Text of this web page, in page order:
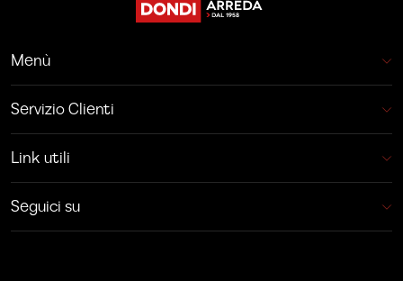
Menù
Servizio Clienti
Link utili
Seguici su